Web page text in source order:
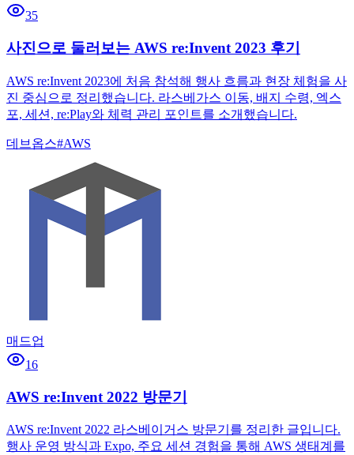
35
사진으로 둘러보는 AWS re:Invent 2023 후기
AWS re:Invent 2023에 처음 참석해 행사 흐름과 현장 체험을 사
진 중심으로 정리했습니다. 라스베가스 이동, 배지 수령, 엑스
포, 세션, re:Play와 체력 관리 포인트를 소개했습니다.
데브옵스#AWS
매드업
16
AWS re:Invent 2022 방문기
AWS re:Invent 2022 라스베이거스 방문기를 정리한 글입니다.
행사 운영 방식과 Expo, 주요 세션 경험을 통해 AWS 생태계를